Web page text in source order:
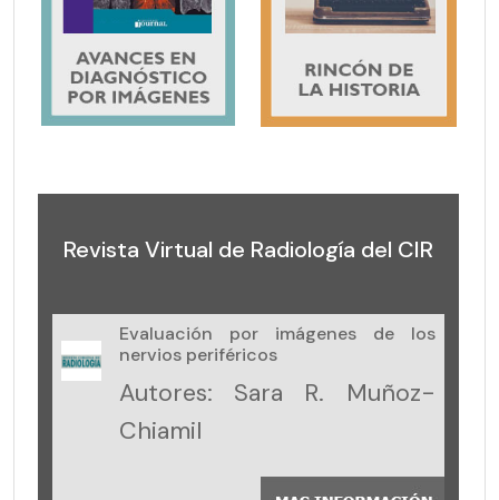
Revista Virtual de Radiología del CIR
Evaluación por imágenes de los
nervios periféricos
Autores: Sara R. Muñoz-
Chiamil